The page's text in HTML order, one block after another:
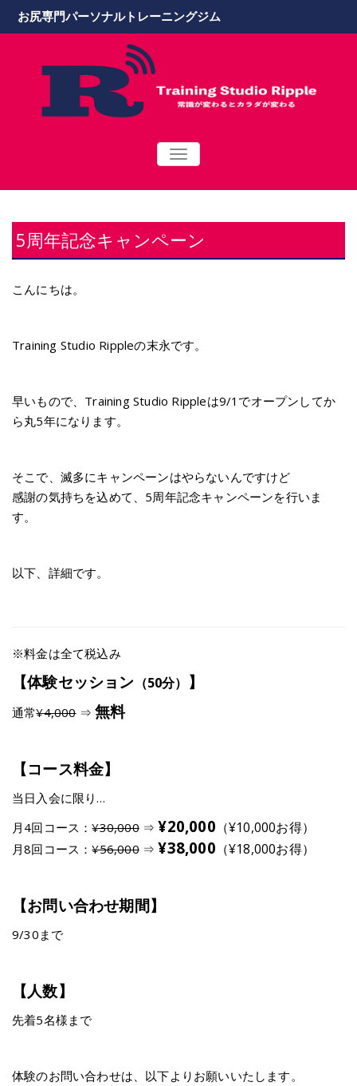
お尻専門パーソナルトレーニングジム
TOGGLE
NAVIGATION
5周年記念キャンペーン
こんにちは。
Training Studio Rippleの末永です。
早いもので、Training Studio Rippleは9/1でオープンしてか
ら丸5年になります。
そこで、滅多にキャンペーンはやらないんですけど
感謝の気持ちを込めて、5周年記念キャンペーンを行いま
す。
以下、詳細です。
※料金は全て税込み
【体験セッション （50分） 】
通常¥4,000⇒無料
【コース料金】
当日入会に限り…
月4回コース：¥30,000⇒ ¥20,000 （¥10,000お得）
月8回コース：¥56,000⇒ ¥38,000 （¥18,000お得）
【お問い合わせ期間】
9/30まで
【人数】
先着5名様まで
体験のお問い合わせは、以下よりお願いいたします。